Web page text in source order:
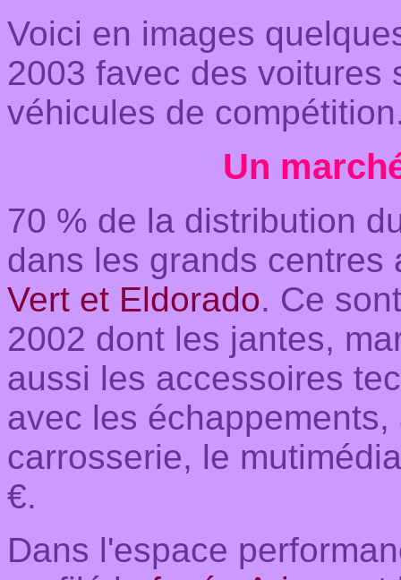
Voici en images
2003 favec des voitures
véhicules de
Un
70 % de la distribution
dans les grands
Vert et Eldorado. Ce
2002 dont les jantes,
aussi les accessoires
avec les
carrosserie, le
€.
Dans l'espace